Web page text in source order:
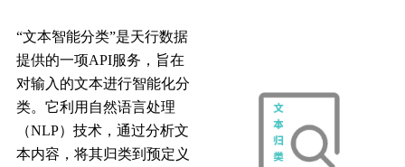
“文本智能分类”是天行数据
提供的一项API服务，旨在
对输入的文本进行智能化分
类。它利用自然语言处理
（NLP）技术，通过分析文
本内容，将其归类到预定义